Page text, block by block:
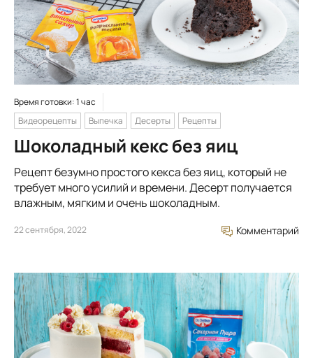
Время готовки: 1 час
Видеорецепты
Выпечка Десерты Рецепты
Шоколадный кекс без яиц
Рецепт безумно простого кекса без яиц, который не
требует много усилий и времени. Десерт получается
влажным, мягким и очень шоколадным.
22 сентября, 2022 Комментарий